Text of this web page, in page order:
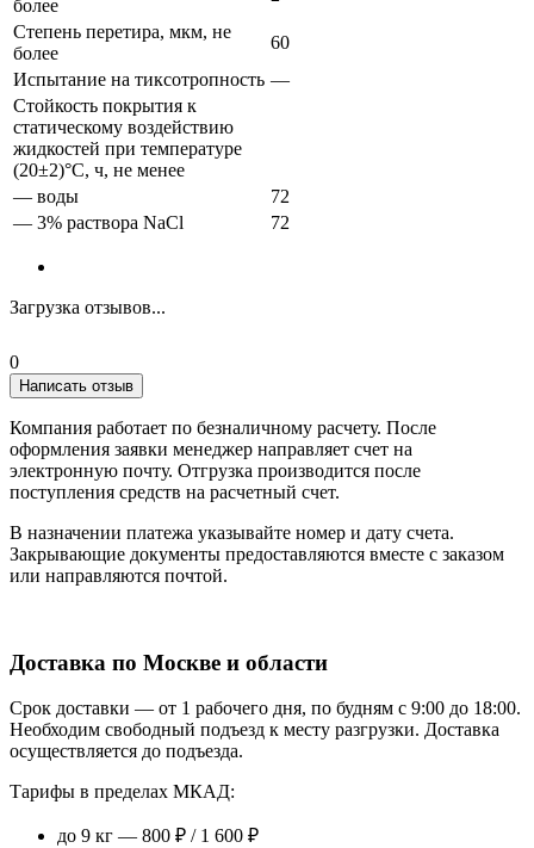
более
Степень перетира, мкм, не
более
60
Испытание на тиксотропность —
Стойкость покрытия к
статическому воздействию
жидкостей при температуре
(20±2)°С, ч, не менее
— воды
72
— 3% раствора NaCl
72
Загрузка отзывов...
0
Написать отзыв
Компания работает по безналичному расчету. После
оформления заявки менеджер направляет счет на
электронную почту. Отгрузка производится после
поступления средств на расчетный счет.
В назначении платежа указывайте номер и дату счета.
Закрывающие документы предоставляются вместе с заказом
или направляются почтой.
Доставка по Москве и области
Срок доставки — от 1 рабочего дня, по будням с 9:00 до 18:00.
Необходим свободный подъезд к месту разгрузки. Доставка
осуществляется до подъезда.
Тарифы в пределах МКАД:
до 9 кг — 800 ₽ / 1 600 ₽